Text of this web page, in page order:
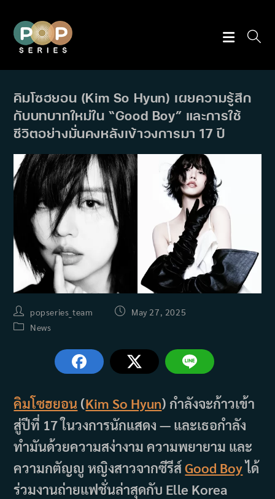
content
คิมโซฮยอน (Kim So Hyun) เผยความรู้สึก
กับบทบาทใหม่ใน “Good Boy” และการใช้
ชีวิตอย่างมั่นคงหลังเข้าวงการมา 17 ปี
Post
author:
popseries_team
PostMay 27, 2025
PostNews
คิมโซฮยอน (Kim So Hyun) กำลังจะก้าวเข้า
สู่ปีที่ 17 ในวงการนักแสดง — และเธอกำลัง
ทำมันด้วยความสง่างาม ความพยายาม และ
ความกตัญญู หญิงสาวจากซีรีส์Good Boyได้
ร่วมงานถ่ายแฟชั่นล่าสุดกับ Elle Korea